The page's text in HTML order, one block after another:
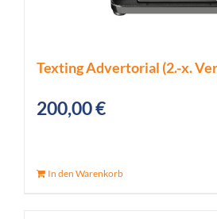
Texting Advertorial (2.-x.
200,00€
In den Warenkorb